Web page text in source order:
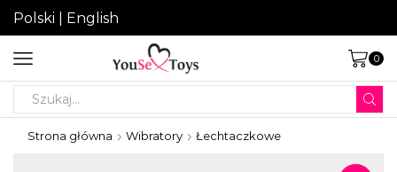
Polski English
0
Strona główna Wibratory Łechtaczkowe